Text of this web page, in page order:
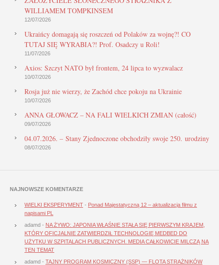
WILLIAMEM TOMPKINSEM
12/07/2026
Ukraińcy domagają się roszczeń od Polaków za wojnę?! CO
TUTAJ SIĘ WYRABIA?! Prof. Osadczy u Roli!
11/07/2026
Axios: Szczyt NATO był frontem, 24 lipca to wyzwalacz
10/07/2026
Rosja już nie wierzy, że Zachód chce pokoju na Ukrainie
10/07/2026
ANNA GŁOWACZ – NA FALI WIELKICH ZMIAN (całość)
09/07/2026
04.07.2026. – Stany Zjednoczone obchodziły swoje 250. urodziny
08/07/2026
NAJNOWSZE KOMENTARZE
WIELKI EKSPERYMENT - Ponad Majestatyczną 12 – aktualizacja filmu z
napisami PL
adamd - NA ŻYWO: JAPONIA WŁAŚNIE STAŁA SIĘ PIERWSZYM KRAJEM,
KTÓRY OFICJALNIE ZATWIERDZIŁ TECHNOLOGIĘ MEDBED DO
UŻYTKU W SZPITALACH PUBLICZNYCH. MEDIA CAŁKOWICIE MILCZĄ NA
TEN TEMAT
adamd - TAJNY PROGRAM KOSMICZNY (SSP) — FLOTA STRAŻNIKÓW